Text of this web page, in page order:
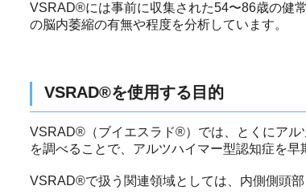
VSRAD®には事前に収集された54〜86歳の健
の脳内萎縮の有無や程度を分析しています。
VSRAD®を使用する目的
VSRAD®（ブイエスラド®）では、とくにアル
を調べることで、アルツハイマー型認知症を早
VSRAD®で扱う関連領域としては、内側側頭